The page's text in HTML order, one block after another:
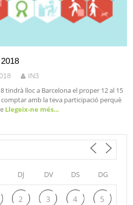
IN3
tindrà lloc a Barcelona el proper 12 al 15
amb la teva participació perquè
Llegeix-ne més…
DJ DV DS DG
2 3 4 5